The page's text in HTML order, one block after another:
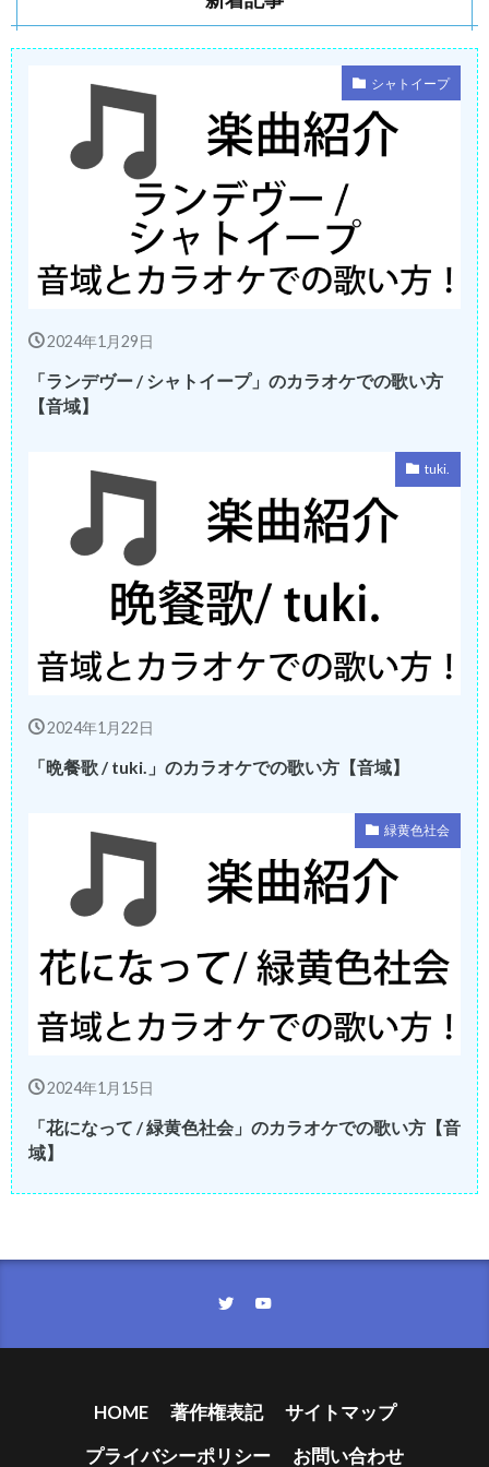
シャトイープ
2024年1月29日
「ランデヴー / シャトイープ」のカラオケでの歌い方
【音域】
tuki.
2024年1月22日
「晩餐歌 / tuki.」のカラオケでの歌い方【音域】
緑黄色社会
2024年1月15日
「花になって / 緑黄色社会」のカラオケでの歌い方【音
域】
HOME 著作権表記
サイトマップ
プライバシーポリシー
お問い合わせ